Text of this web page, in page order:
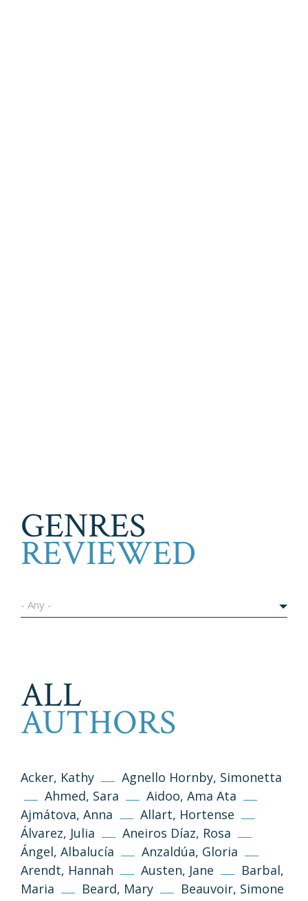
GENRES
REVIEWED
- Any -
ALL
AUTHORS
Acker, Kathy
Agnello Hornby, Simonetta
Ahmed, Sara
Aidoo, Ama Ata
Ajmátova, Anna
Allart, Hortense
Álvarez, Julia
Aneiros Díaz, Rosa
Ángel, Albalucía
Anzaldúa, Gloria
Arendt, Hannah
Austen, Jane
Barbal,
Maria
Beard, Mary
Beauvoir, Simone